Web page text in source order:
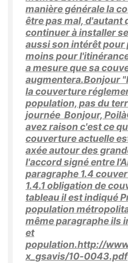
manière générale la
être pas mal, d'autant
continuer à installer
aussi son intérêt pour
moins pour
a mesure que sa
augmentera.Bonjour
la couverture
population, pas du
journée Bonjour,
avez raison c'est ce
couverture actuelle
axée autour des
l'accord signé entre
paragraphe 1.4
1.4.1 obligation de
tableau il est indiqué
population
même paragraphe ils
et
population.http://
x_gsavis/10-